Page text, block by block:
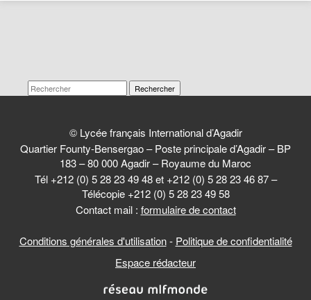
Rechercher
© Lycée français International d’Agadir
Quartier Founty-Bensergao – Poste principale d’Agadir – BP
183 – 80 000 Agadir – Royaume du Maroc
Tél +212 (0) 5 28 23 49 48 et +212 (0) 5 28 23 46 87 –
Télécopie +212 (0) 5 28 23 49 58
Contact mail : formulaire de contact
Conditions générales d'utilisation- Politique de confidentialité
Espace rédacteur